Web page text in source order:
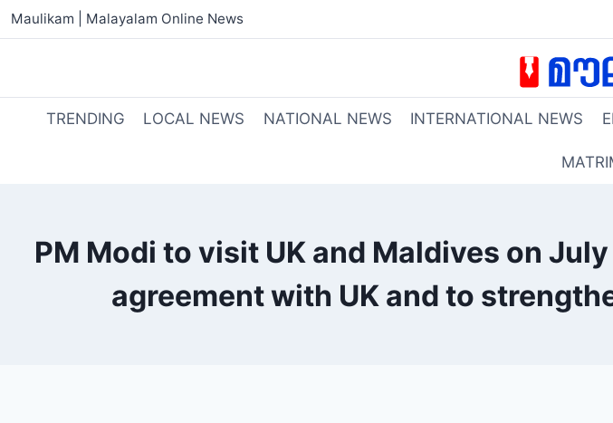
Maulikam | Malayalam Online News
TRENDING LOCAL NEWS NATIONAL NEWS INTERNATIONAL NEWS
PM Modi to visit UK and Maldives on
agreement with UK and to